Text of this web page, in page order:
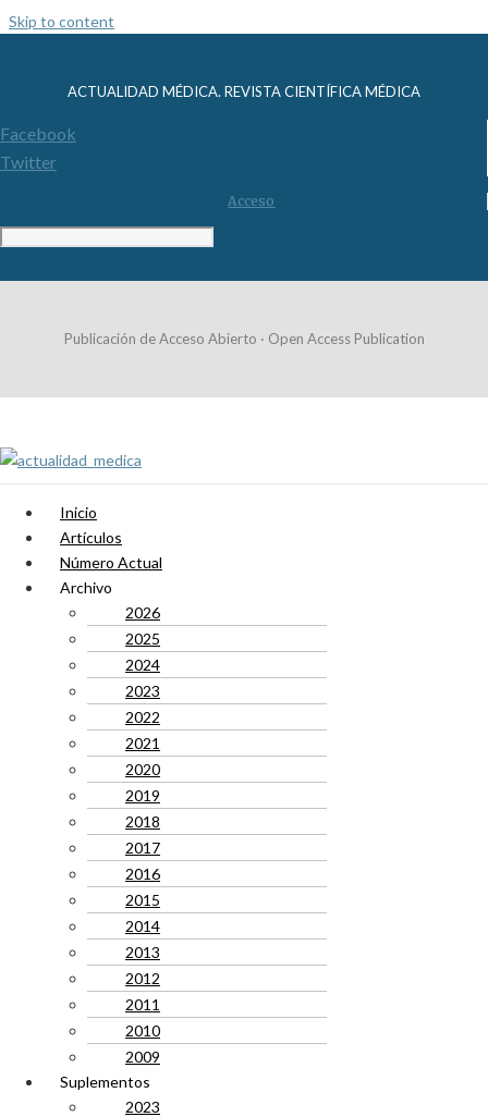
Skip to content
ACTUALIDAD MÉDICA. REVISTA CIENTÍFICA MÉDICA
Facebook
Twitter
Acceso
Publicación de Acceso Abierto · Open Access Publication
Inicio
Artículos
Número Actual
Archivo
2026
2025
2024
2023
2022
2021
2020
2019
2018
2017
2016
2015
2014
2013
2012
2011
2010
2009
Suplementos
2023